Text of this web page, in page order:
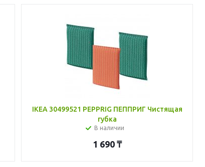
IKEA 30499521 PEPPRIG ПЕППРИГ Чистящая
губка
В наличии
1 690 ₸